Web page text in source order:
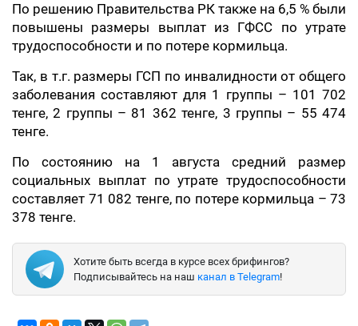
По решению Правительства РК также на 6,5 % были
повышены размеры выплат из ГФСС по утрате
трудоспособности и по потере кормильца.
Так, в т.г. размеры ГСП по инвалидности от общего
заболевания составляют для 1 группы – 101 702
тенге, 2 группы – 81 362 тенге, 3 группы – 55 474
тенге.
По состоянию на 1 августа средний размер
социальных выплат по утрате трудоспособности
составляет 71 082 тенге, по потере кормильца – 73
378 тенге.
Хотите быть всегда в курсе всех брифингов?
Подписывайтесь на наш канал в Telegram!